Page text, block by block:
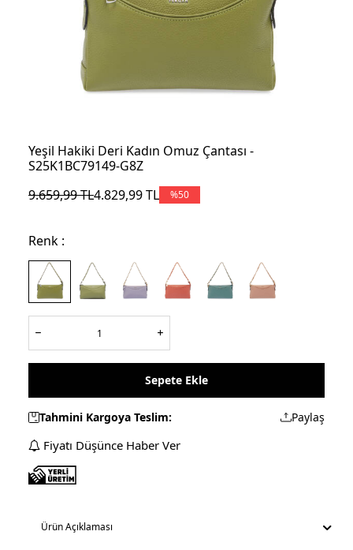
Yeşil Hakiki Deri Kadın Omuz Çantası -
S25K1BC79149-G8Z
9.659,99TL4.829,99TL %50
Renk :
Sepete Ekle
Tahmini Kargoya Teslim: Paylaş
Fiyatı Düşünce Haber Ver
Ürün Açıklaması